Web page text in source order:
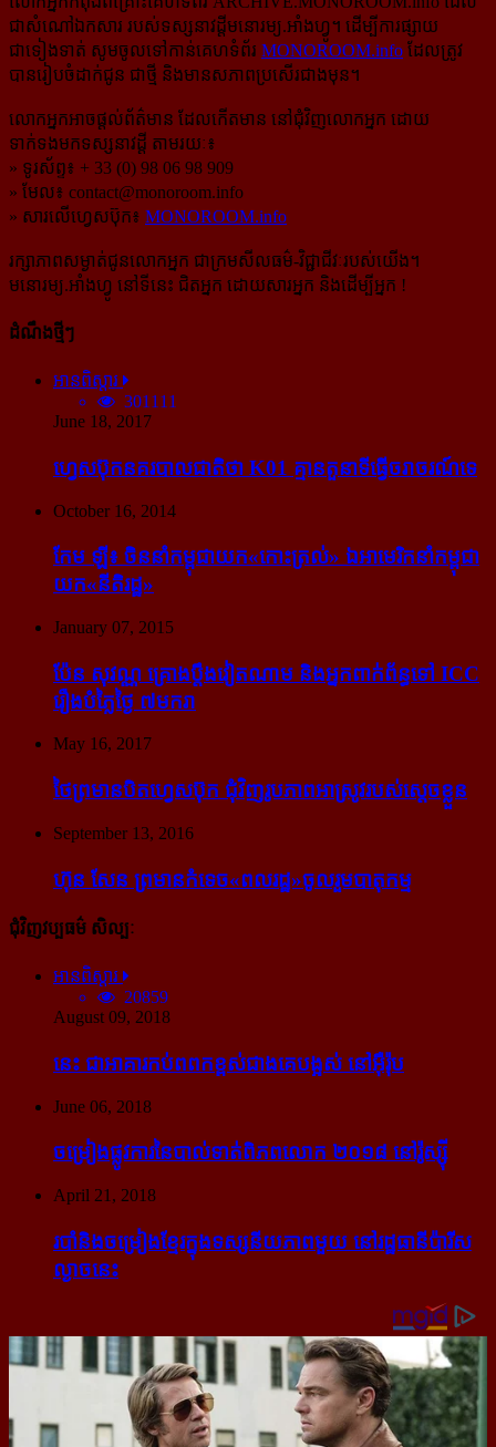
ជាសំណៅឯកសារ របស់ទស្សនាវដ្ដីមនោរម្យ.អាំងហ្វូ។ ដើម្បីការផ្សាយ
ជាទៀងទាត់ សូមចូលទៅកាន់​គេហទំព័រ MONOROOM.info ដែលត្រូវ
បានរៀបចំដាក់ជូន ជាថ្មី និងមានសភាពប្រសើរជាងមុន។
លោកអ្នកអាចផ្ដល់ព័ត៌មាន ដែលកើតមាន នៅជុំវិញលោកអ្នក ដោយ
ទាក់ទងមកទស្សនាវដ្ដី តាមរយៈ៖
» ទូរស័ព្ទ៖ + 33 (0) 98 06 98 909
» មែល៖ contact@monoroom.info
» សារលើហ្វេសប៊ុក៖ MONOROOM.info
រក្សាភាពសម្ងាត់ជូនលោកអ្នក ជាក្រមសីលធម៌-​វិជ្ជាជីវៈ​របស់យើង។
មនោរម្យ.អាំងហ្វូ នៅទីនេះ ជិតអ្នក ដោយសារអ្នក និងដើម្បីអ្នក !
ដំណឹងថ្មីៗ
អានពិស្ដារ
301111
June 18, 2017
ហ្វេសប៊ុក​នគរបាល​ជាតិ​ថា K01 គ្មាន​តួនាទី​ធ្វើ​ចរាចរណ៍​ទេ
October 16, 2014
កែម ឡី៖ ចិន​នាំ​កម្ពុជា​យក​«កោះ​ត្រល់» ឯ​អាមេរិក​នាំ​កម្ពុជា​
យក​«នីតិរដ្ឋ»
January 07, 2015
ប៉ែន សុវណ្ណ គ្រោង​ប្តឹង​វៀតណាម និង​អ្នក​ពាក់​ព័ន្ធ​ទៅ ICC
រឿង​បំភ្លៃ​ថ្ងៃ ៧​មករា
May 16, 2017
ថៃ​ព្រមាន​បិត​ហ្វេសប៊ុក ជុំ​វិញ​រូបភាព​អាស្រូវ​របស់​ស្ដេច​ខ្លួន
September 13, 2016
ហ៊ុន សែន ព្រមាន​កំទេច​«ពលរដ្ឋ»​ចូលរួម​បាតុកម្ម
ជុំវិញវប្បធម៌ សិល្បៈ
អានពិស្ដារ
20859
August 09, 2018
នេះ ជា​អាគារ​កប់​ពពក​ខ្ពស់​ជាង​គេ​បង្អស់ នៅ​អ៊ឺរ៉ុប
June 06, 2018
ចម្រៀង​ផ្លូវការ​នៃ​បាល់ទាត់​ពិភពលោក ២០១៨ នៅ​រ៉ូស្ស៊ី
April 21, 2018
របាំ​និង​ចម្រៀង​ខ្មែរ​ក្នុង​ទស្សនីយភាព​មួយ នៅ​រដ្ឋធានី​ប៉ារីស​
ល្ងាច​នេះ